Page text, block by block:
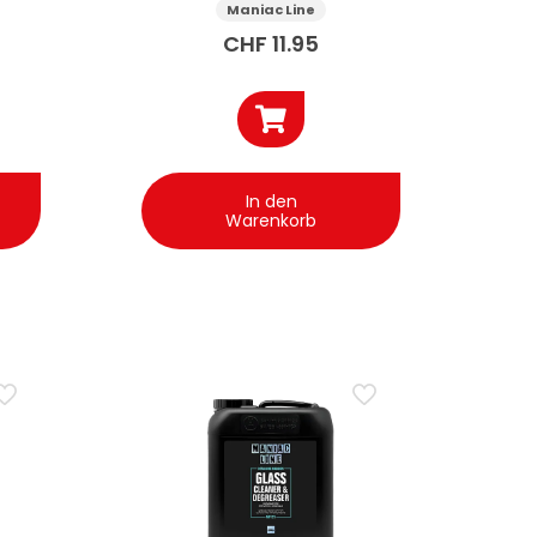
Marks 150 ml
Maniac Line
CHF 11.95
In den
Warenkorb